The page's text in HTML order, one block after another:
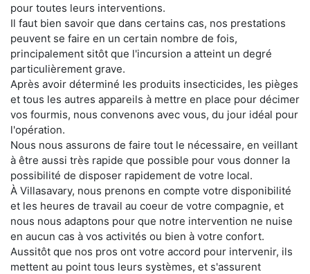
pour toutes leurs interventions.
Il faut bien savoir que dans certains cas, nos prestations
peuvent se faire en un certain nombre de fois,
principalement sitôt que l'incursion a atteint un degré
particulièrement grave.
Après avoir déterminé les produits insecticides, les pièges
et tous les autres appareils à mettre en place pour décimer
vos fourmis, nous convenons avec vous, du jour idéal pour
l'opération.
Nous nous assurons de faire tout le nécessaire, en veillant
à être aussi très rapide que possible pour vous donner la
possibilité de disposer rapidement de votre local.
À Villasavary, nous prenons en compte votre disponibilité
et les heures de travail au coeur de votre compagnie, et
nous nous adaptons pour que notre intervention ne nuise
en aucun cas à vos activités ou bien à votre confort.
Aussitôt que nos pros ont votre accord pour intervenir, ils
mettent au point tous leurs systèmes, et s'assurent